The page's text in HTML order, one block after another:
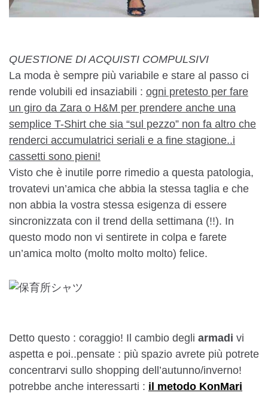
QUESTIONE DI ACQUISTI COMPULSIVI
La moda è sempre più variabile e stare al passo ci
rende volubili ed insaziabili : ogni pretesto per fare
un giro da Zara o H&M per prendere anche una
semplice T-Shirt che sia “sul pezzo” non fa altro che
renderci accumulatrici seriali e a fine stagione..i
cassetti sono pieni!
Visto che è inutile porre rimedio a questa patologia,
trovatevi un’amica che abbia la stessa taglia e che
non abbia la vostra stessa esigenza di essere
sincronizzata con il trend della settimana (!!). In
questo modo non vi sentirete in colpa e farete
un’amica molto (molto molto molto) felice.
Detto questo : coraggio! Il cambio degli armadi vi
aspetta e poi..pensate : più spazio avrete più potrete
concentrarvi sullo shopping dell’autunno/inverno!
potrebbe anche interessarti : il metodo KonMari